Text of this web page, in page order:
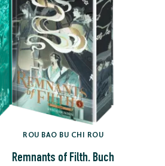
ROU BAO BU CHI ROU
Remnants of Filth. Buch